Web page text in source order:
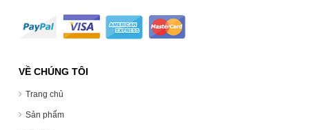
VỀ CHÚNG TÔI
Trang chủ
Sản phẩm